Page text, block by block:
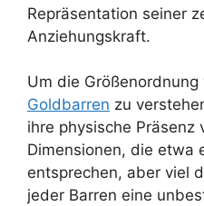
Repräsentation seiner
Anziehungskraft.
Um die Größenordnung
Goldbarren zu
ihre physische Präsenz
Dimensionen, die etwa
entsprechen, aber viel
jeder Barren eine